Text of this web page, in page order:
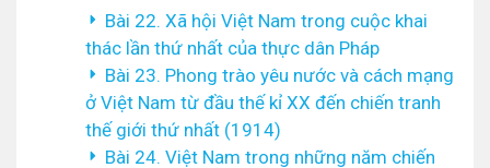
Bài 22. Xã hội Việt Nam trong cuộc khai
thác lần thứ nhất của thực dân Pháp
Bài 23. Phong trào yêu nước và cách mạng
ở Việt Nam từ đầu thế kỉ XX đến chiến tranh
thế giới thứ nhất (1914)
Bài 24. Việt Nam trong những năm chiến